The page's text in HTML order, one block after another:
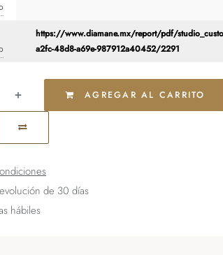
https://www.diamane.mx/report/pdf/
a2fc-48d8-a69e-987912a40452/2291
AGREGAR AL CARRITO
de 30 días
hábiles